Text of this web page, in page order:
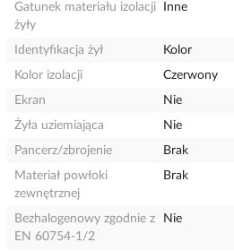
Gatunek materiału izolacji
żyły
Inne
Identyfikacja żył
Kolor
Kolor izolacji
Czerwony
Ekran
Nie
Żyła uziemiająca
Nie
Pancerz/zbrojenie
Brak
Materiał powłoki
zewnętrznej
Brak
Bezhalogenowy zgodnie z
EN 60754-1/2
Nie